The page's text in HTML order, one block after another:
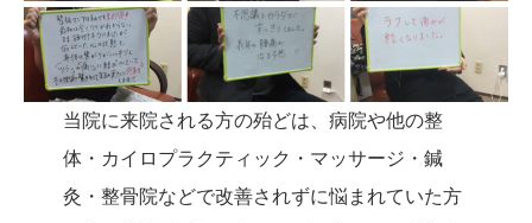
当院に来院される方の殆どは、病院や他の整
体・カイロプラクティック・マッサージ・鍼
灸・整骨院などで改善されずに悩まれていた方